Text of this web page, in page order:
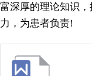
富深厚的理论知识
力，为患者负责!